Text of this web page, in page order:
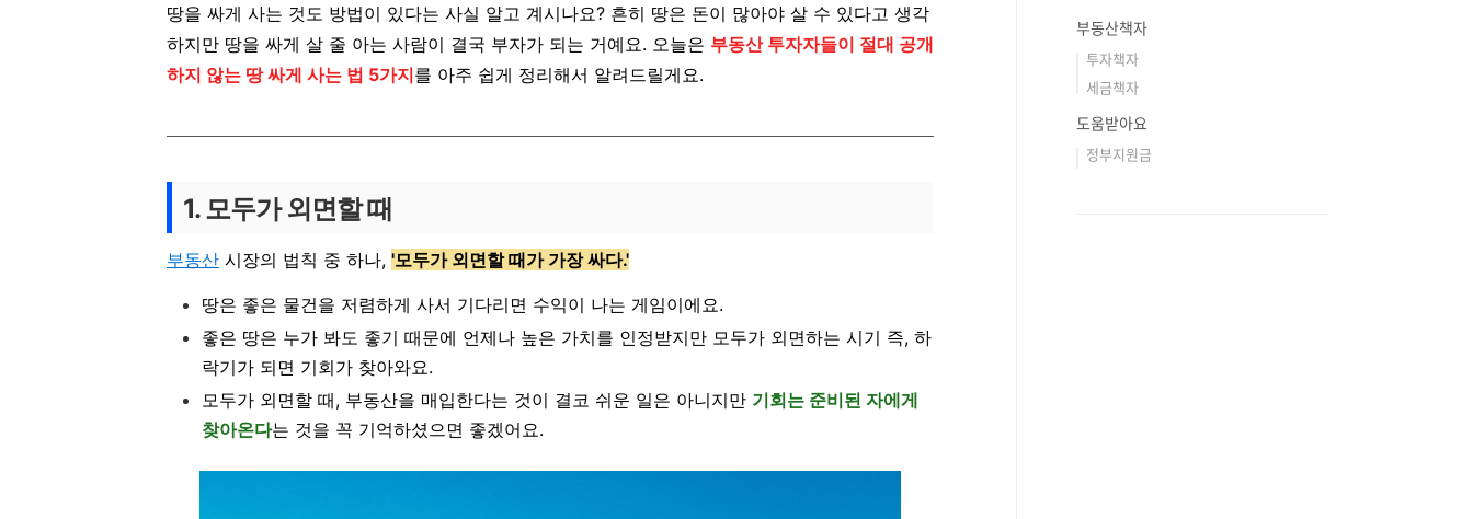
땅을 싸게 사는 것도 방법이 있다는 사실 알고 계시나요? 흔히 땅은 돈이 많아야 살 수 있다고 생각
하지만 땅을 싸게 살 줄 아는 사람이 결국 부자가 되는 거예요. 오늘은 부동산 투자자들이 절대 공개
하지 않는 땅 싸게 사는 법 5가지를 아주 쉽게 정리해서 알려드릴게요.
1. 모두가 외면할 때
부동산 시장의 법칙 중 하나, '모두가 외면할 때가 가장 싸다.'
땅은 좋은 물건을 저렴하게 사서 기다리면 수익이 나는 게임이에요.
좋은 땅은 누가 봐도 좋기 때문에 언제나 높은 가치를 인정받지만 모두가 외면하는 시기 즉, 하
락기가 되면 기회가 찾아와요.
모두가 외면할 때, 부동산을 매입한다는 것이 결코 쉬운 일은 아니지만 기회는 준비된 자에게
찾아온다는 것을 꼭 기억하셨으면 좋겠어요.
부동산책자
투자책자
세금책자
도움받아요
정부지원금